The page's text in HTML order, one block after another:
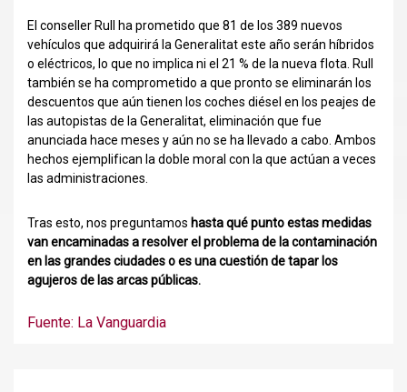
El conseller Rull ha prometido que 81 de los 389 nuevos
vehículos que adquirirá la Generalitat este año serán híbridos
o eléctricos, lo que no implica ni el 21 % de la nueva flota. Rull
también se ha comprometido a que pronto se eliminarán los
descuentos que aún tienen los coches diésel en los peajes de
las autopistas de la Generalitat, eliminación que fue
anunciada hace meses y aún no se ha llevado a cabo. Ambos
hechos ejemplifican la doble moral con la que actúan a veces
las administraciones.
Tras esto, nos preguntamos hasta qué punto estas medidas
van encaminadas a resolver el problema de la contaminación
en las grandes ciudades o es una cuestión de tapar los
agujeros de las arcas públicas.
Fuente: La Vanguardia